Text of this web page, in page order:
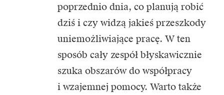
poprzednio dnia, co planują robić
dziś i czy widzą jakieś przeszkody
uniemożliwiające pracę. W ten
sposób cały zespół błyskawicznie
szuka obszarów do współpracy
i wzajemnej pomocy. Warto także